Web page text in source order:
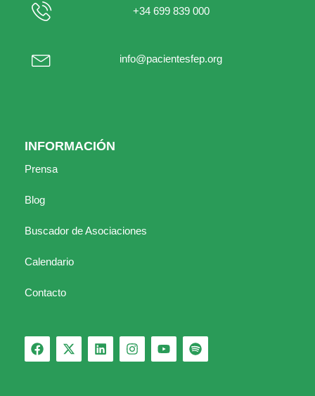
+34 699 839 000
info@pacientesfep.org
INFORMACIÓN
Prensa
Blog
Buscador de Asociaciones
Calendario
Contacto